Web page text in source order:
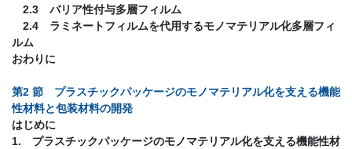
2.3 バリア性付与多層フィルム
2.4 ラミネートフィルムを代用するモノマテリアル化多層フィ
ルム
おわりに
第2 節 プラスチックパッケージのモノマテリアル化を支える機能
性材料と包装材料の開発
はじめに
1. プラスチックパッケージのモノマテリアル化を支える機能性材